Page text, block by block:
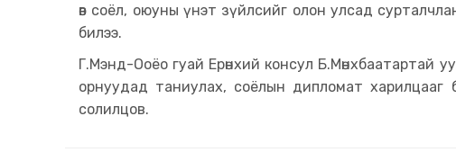
өв соёл, оюуны үнэт зүйлсийг олон улсад
билээ.
Г.Мэнд-Ооёо гуай Ерөнхий консул Б.Мөнхбаатартай
орнуудад таниулах, соёлын дипломат харилцааг
солилцов.